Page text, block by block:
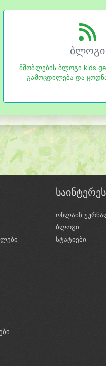
ბლოგი
მშობლების ბლოგი
გამოცდილება და
ონლაინ
ბლოგი
სტატიები